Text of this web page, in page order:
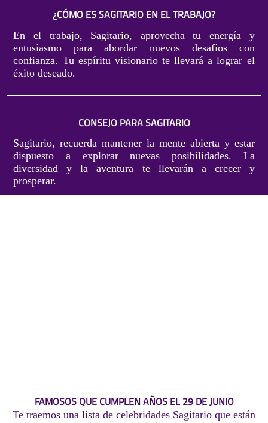
¿CÓMO ES SAGITARIO EN EL TRABAJO?
En el trabajo, Sagitario, aprovecha tu energía y
entusiasmo para abordar nuevos desafíos con
confianza. Tu espíritu visionario te llevará a lograr el
éxito deseado.
CONSEJO PARA SAGITARIO
Sagitario, recuerda mantener la mente abierta y estar
dispuesto a explorar nuevas posibilidades. La
diversidad y la aventura te llevarán a crecer y
prosperar.
FAMOSOS QUE CUMPLEN AÑOS EL 29 DE JUNIO
Te traemos una lista de celebridades Sagitario que están